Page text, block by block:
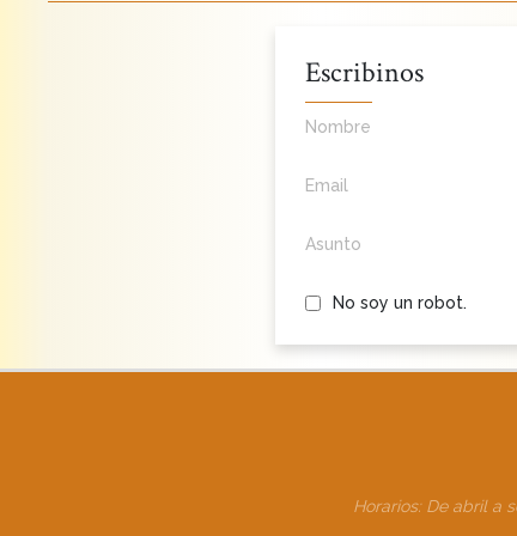
Escribinos
Nombre
Email
Asunto
No soy un robot.
Horarios: De abril a